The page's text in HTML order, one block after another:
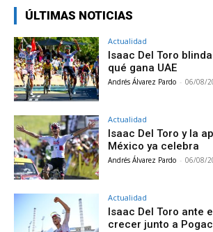
ÚLTIMAS NOTICIAS
Actualidad
Isaac Del Toro
qué gana UAE
Andrés Álvarez Pardo - 06/08/
Actualidad
Isaac Del Toro y la
México ya celebra
Andrés Álvarez Pardo - 06/08/
Actualidad
Isaac Del Toro ante
crecer junto a